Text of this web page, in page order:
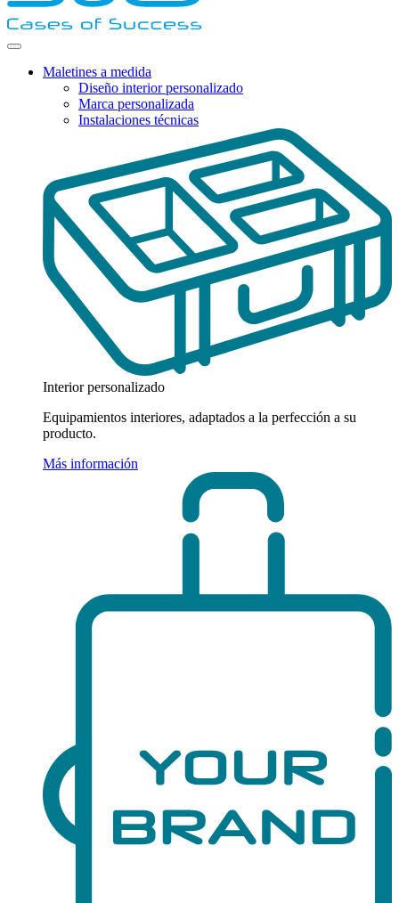
Maletines a medida
Diseño interior personalizado
Marca personalizada
Instalaciones técnicas
Interior personalizado
Equipamientos interiores, adaptados a la perfección a su
producto.
Más información